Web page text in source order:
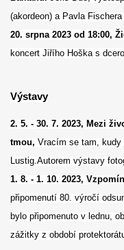
(akordeon) a Pavla Fischera
20. srpna 2023 od 18:00,
koncert Jiřího Hoška s
Výstavy
2. 5. - 30. 7. 2023, Mezi
tmou, Vracím se tam, kudy
Lustig.Autorem výstavy
1. 8. - 1. 10. 2023,
připomenutí 80. výročí
bylo připomenuto v lednu,
zážitky z období